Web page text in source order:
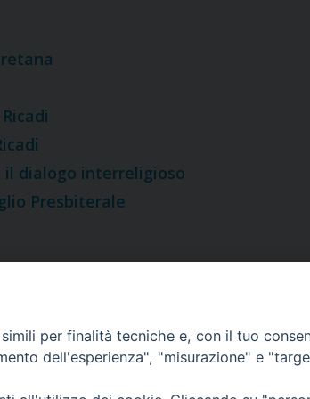
il dialogo interreligioso
Presbiterale
CURIA
per finalità tecniche e, con il tuo
dell'esperienza", "misurazione" e